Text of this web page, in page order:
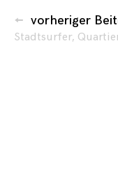
vorheriger
Stadtsurfer,